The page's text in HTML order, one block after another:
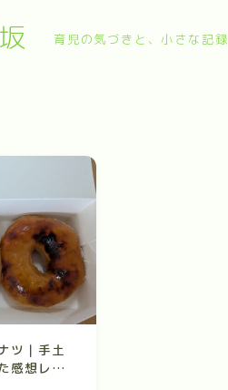
育児の気づきと、小さな記録
ツ｜手土
感想レビ